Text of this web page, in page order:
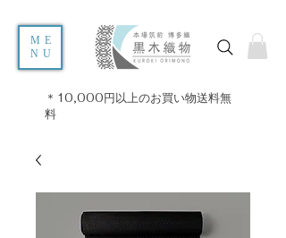
ME
NU
＊10,000円以上のお買い物送料無
料